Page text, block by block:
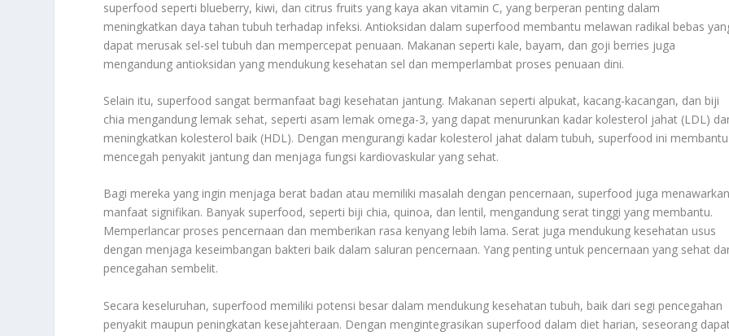
superfood seperti blueberry, kiwi, dan citrus fruits yang kaya akan vitamin C, yang berperan penting dalam
meningkatkan daya tahan tubuh terhadap infeksi. Antioksidan dalam superfood membantu melawan radikal bebas
dapat merusak sel-sel tubuh dan mempercepat penuaan. Makanan seperti kale, bayam, dan goji berries juga
mengandung antioksidan yang mendukung kesehatan sel dan memperlambat proses penuaan dini.
Selain itu, superfood sangat bermanfaat bagi kesehatan jantung. Makanan seperti alpukat, kacang-kacangan, dan biji
chia mengandung lemak sehat, seperti asam lemak omega-3, yang dapat menurunkan kadar kolesterol jahat (LDL)
meningkatkan kolesterol baik (HDL). Dengan mengurangi kadar kolesterol jahat dalam tubuh, superfood ini membantu
mencegah penyakit jantung dan menjaga fungsi kardiovaskular yang sehat.
Bagi mereka yang ingin menjaga berat badan atau memiliki masalah dengan pencernaan, superfood juga menawarkan
manfaat signifikan. Banyak superfood, seperti biji chia, quinoa, dan lentil, mengandung serat tinggi yang membantu.
Memperlancar proses pencernaan dan memberikan rasa kenyang lebih lama. Serat juga mendukung kesehatan usus
dengan menjaga keseimbangan bakteri baik dalam saluran pencernaan. Yang penting untuk pencernaan yang sehat
pencegahan sembelit.
Secara keseluruhan, superfood memiliki potensi besar dalam mendukung kesehatan tubuh, baik dari segi pencegahan
penyakit maupun peningkatan kesejahteraan. Dengan mengintegrasikan superfood dalam diet harian, seseorang